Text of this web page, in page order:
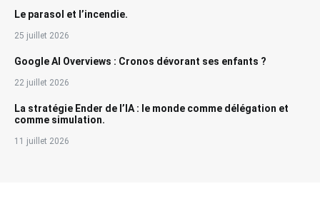
Le parasol et l’incendie.
25 juillet 2026
Google AI Overviews : Cronos dévorant ses enfants ?
22 juillet 2026
La stratégie Ender de l’IA : le monde comme délégation et
comme simulation.
11 juillet 2026